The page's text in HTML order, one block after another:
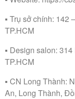
▪️ Trụ sở chính: 142
TP.HCM
▪️ Design salon:
TP.HCM
▪️ CN Long Thành:
An, Long Thành,